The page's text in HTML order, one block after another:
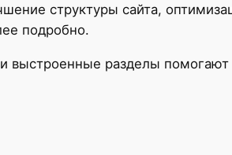
структуры сайта,
подробно.
выстроенные разделы